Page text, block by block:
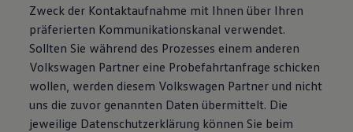
Zweck der Kontaktaufnahme mit Ihnen über Ihren
präferierten Kommunikationskanal verwendet.
Sollten Sie während des Prozesses einem anderen
Volkswagen Partner eine Probefahrtanfrage schicken
wollen, werden diesem Volkswagen Partner und nicht
uns die zuvor genannten Daten übermittelt. Die
jeweilige Datenschutzerklärung können Sie beim